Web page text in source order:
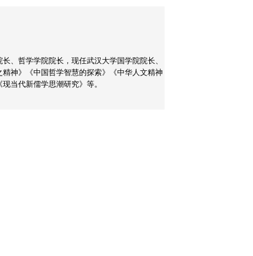
、哲学学院院长，现任武汉大学国学院院长、
神》《中国哲学智慧的探索》《中华人文精神
当代新儒学思潮研究》等。